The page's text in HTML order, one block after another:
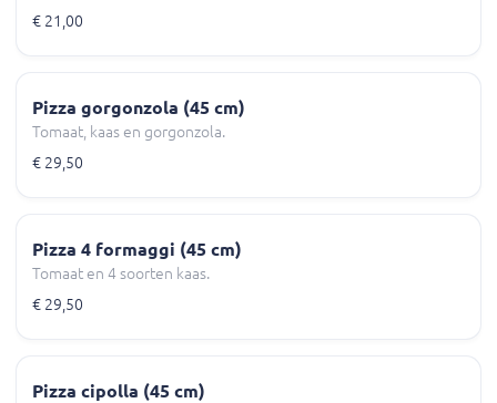
€ 21,00
Pizza gorgonzola (45 cm)
Tomaat, kaas en gorgonzola.
€ 29,50
Pizza 4 formaggi (45 cm)
Tomaat en 4 soorten kaas.
€ 29,50
Pizza cipolla (45 cm)